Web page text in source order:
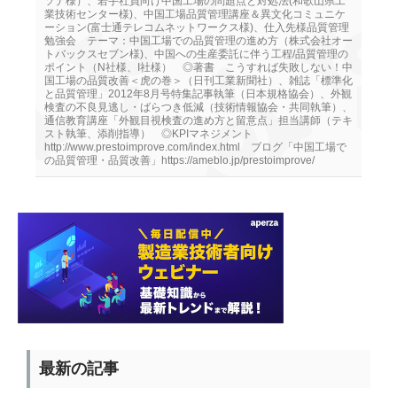
業技術センター様)、中国工場品質管理講座＆異文化コミュニケ
ーション(富士通テレコムネットワークス様)、仕入先様品質管理
勉強会 テーマ：中国工場での品質管理の進め方（株式会社オー
トバックスセブン様)、中国への生産委託に伴う工程/品質管理の
ポイント（N社様、I社様） ◎著書 こうすれば失敗しない！中
国工場の品質改善＜虎の巻＞（日刊工業新聞社）、雑誌「標準化
と品質管理」2012年8月号特集記事執筆（日本規格協会）、外観
検査の不良見逃し・ばらつき低減（技術情報協会・共同執筆）、
通信教育講座「外観目視検査の進め方と留意点」担当講師（テキ
スト執筆、添削指導） ◎KPIマネジメント
http://www.prestoimprove.com/index.html ブログ「中国工場で
の品質管理・品質改善」https://ameblo.jp/prestoimprove/
最新の記事